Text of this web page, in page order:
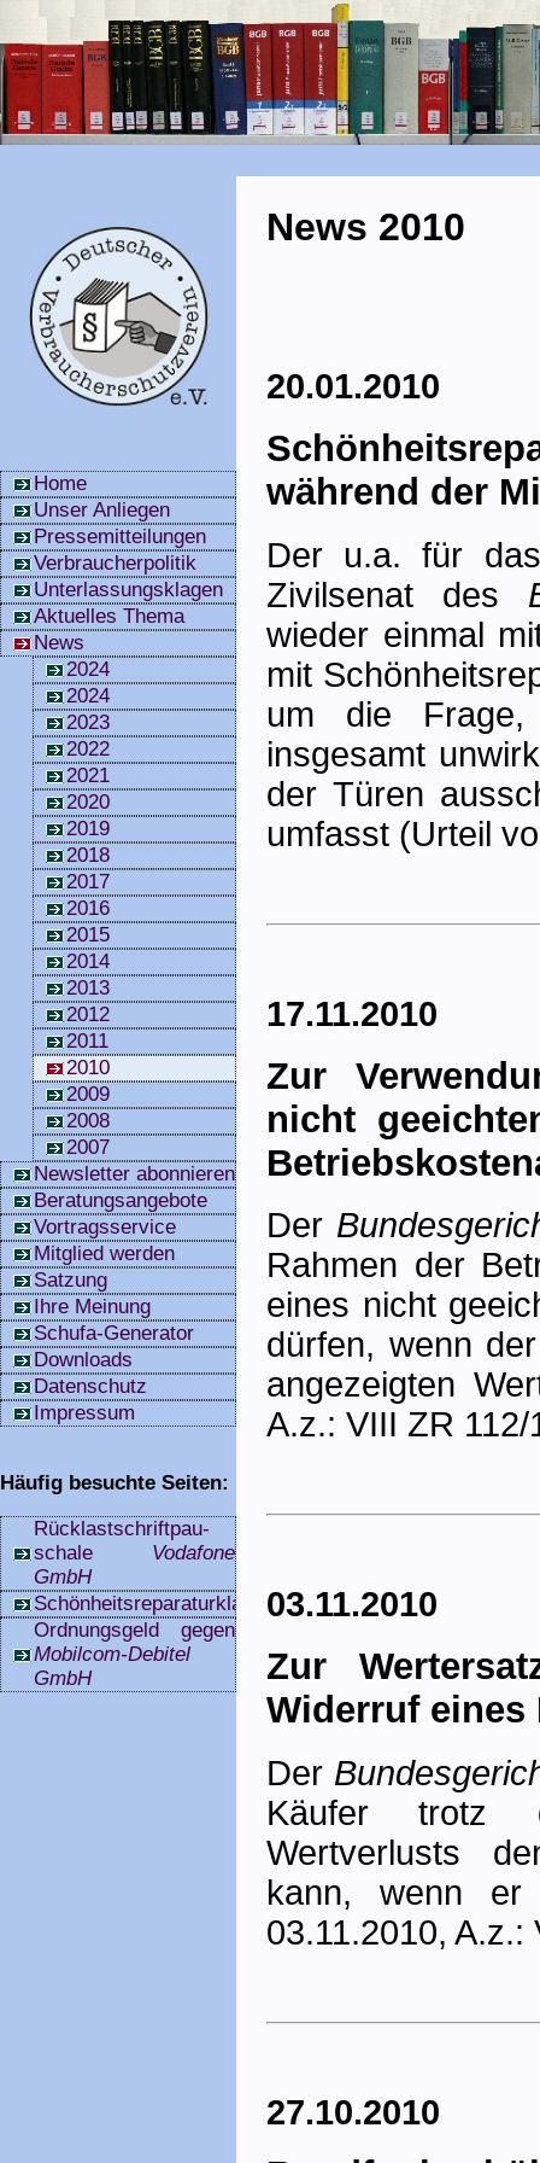
Home
Unser Anliegen
Pressemitteilungen
Verbraucherpolitik
Unterlassungsklagen
Aktuelles Thema
News
2024
2024
2023
2022
2021
2020
2019
2018
2017
2016
2015
2014
2013
2012
2011
2010
2009
2008
2007
Newsletter abonnieren
Beratungsangebote
Vortragsservice
Mitglied werden
Satzung
Ihre Meinung
Schufa-Generator
Downloads
Datenschutz
Impressum
Häufig besuchte Seiten:
Rücklastschriftpau­
schale Vodafone
GmbH
Schönheitsreparaturklauseln
Ordnungsgeld gegen
Mobilcom-Debitel
GmbH
News 2010
20.01.2010
während der
Der u.a. für
Zivilsenat des
wieder einmal
mit
um die Frage,
insgesamt
der Türen
umfasst (Urteil
17.11.2010
Zur
nicht
Der
Rahmen der
eines nicht
dürfen, wenn
angezeigten
A.z.: VIII ZR 112/
03.11.2010
Zur
Widerruf eines
Der
Käufer trotz
Wertverlusts
kann, wenn
03.11.2010,
27.10.2010